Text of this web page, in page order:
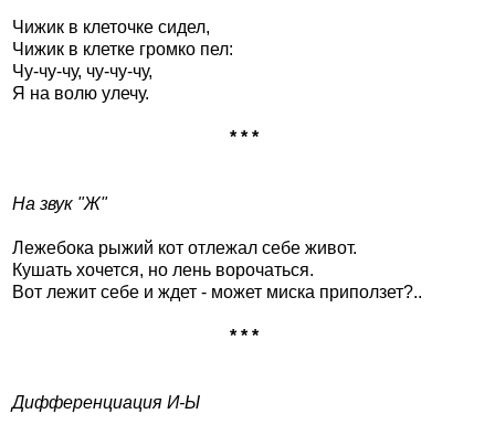
Чижик в клеточке сидел,
Чижик в клетке громко пел:
Чу-чу-чу, чу-чу-чу,
Я на волю улечу.
* * *
На звук "Ж"
Лежебока рыжий кот отлежал себе живот.
Кушать хочется, но лень ворочаться.
Вот лежит себе и ждет - может миска приползет?..
* * *
Дифференциация И-Ы